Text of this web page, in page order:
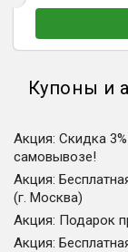
Купоны и
Акция: Скидка
самовывозе!
Акция:
(г. Москва)
Акция: Подарок
Акция: